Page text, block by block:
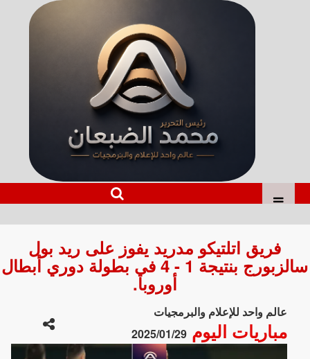
فريق اتلتيكو مدريد يفوز على ريد بول
سالزبورج بنتيجة 1 - 4 في بطولة دوري أبطال
أوروبا.
عالم واحد للإعلام والبرمجيات
مباريات اليوم2025/01/29